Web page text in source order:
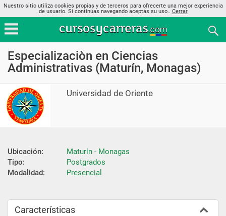
Nuestro sitio utiliza cookies propias y de terceros para ofrecerte una mejor experiencia
de usuario. Si continúas navegando aceptás su uso.. Cerrar
Especializaciòn en Ciencias
Administrativas (Maturín, Monagas)
Universidad de Oriente
Ubicación:
Maturín - Monagas
Tipo:
Postgrados
Modalidad:
Presencial
Características